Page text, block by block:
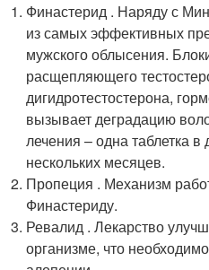
Финастерид . Наряду с
из самых эффективных
мужского облысения.
расщепляющего
дигидротестостерона,
вызывает деградацию
лечения – одна таблетка
нескольких месяцев.
Пропеция . Механизм
Финастериду.
Ревалид . Лекарство
организме, что